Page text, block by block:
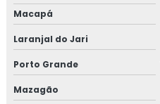
Macapá
Laranjal do Jari
Porto Grande
Mazagão